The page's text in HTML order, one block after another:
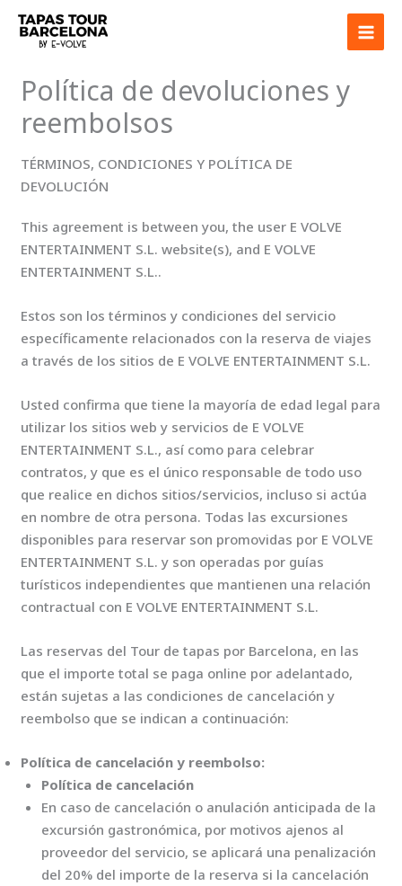
Política de devoluciones y
reembolsos
TÉRMINOS, CONDICIONES Y POLÍTICA DE
DEVOLUCIÓN
This agreement is between you, the user E VOLVE
ENTERTAINMENT S.L. website(s), and E VOLVE
ENTERTAINMENT S.L..
Estos son los términos y condiciones del servicio
específicamente relacionados con la reserva de viajes
a través de los sitios de E VOLVE ENTERTAINMENT S.L.
Usted confirma que tiene la mayoría de edad legal para
utilizar los sitios web y servicios de E VOLVE
ENTERTAINMENT S.L., así como para celebrar
contratos, y que es el único responsable de todo uso
que realice en dichos sitios/servicios, incluso si actúa
en nombre de otra persona. Todas las excursiones
disponibles para reservar son promovidas por E VOLVE
ENTERTAINMENT S.L. y son operadas por guías
turísticos independientes que mantienen una relación
contractual con E VOLVE ENTERTAINMENT S.L.
Las reservas del Tour de tapas por Barcelona, en las
que el importe total se paga online por adelantado,
están sujetas a las condiciones de cancelación y
reembolso que se indican a continuación:
Política de cancelación y reembolso:
Política de cancelación
En caso de cancelación o anulación anticipada de la
excursión gastronómica, por motivos ajenos al
proveedor del servicio, se aplicará una penalización
del 20% del importe de la reserva si la cancelación